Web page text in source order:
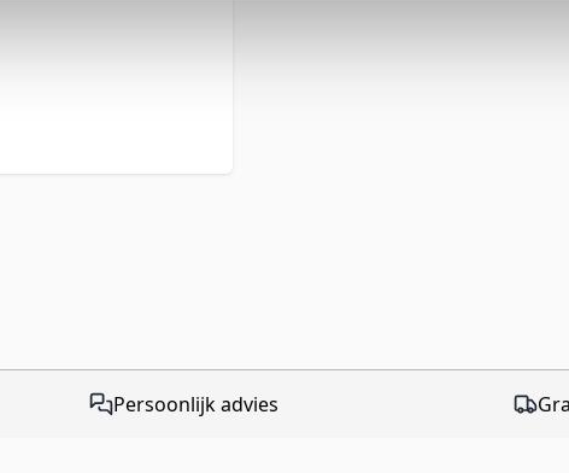
Persoonlijk advies